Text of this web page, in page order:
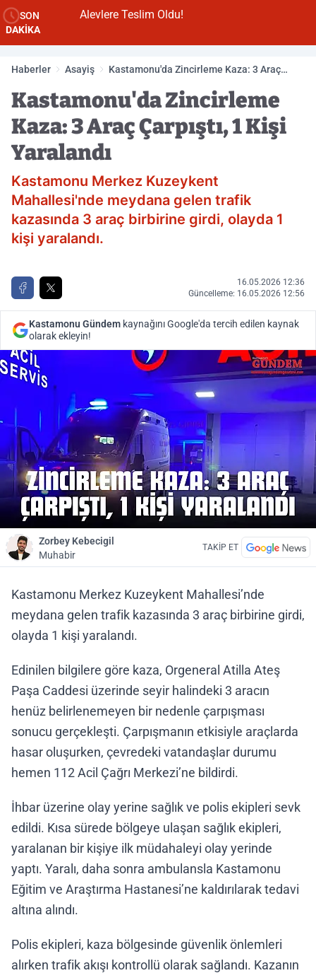
SON
DAKİKA
Alevlere Teslim Oldu!
Haberler Asayiş
Kastamonu'da Zincirleme Kaza: 3 Araç
Kastamonu'da Zincirleme
Kaza: 3 Araç Çarpıştı, 1 Kişi
Yaralandı
Kastamonu Merkez Kuzeykent
Mahallesi'nde meydana gelen trafik
kazasında 3 araç birbirine girdi, olayda 1
kişi yaralandı.
16.05.2026 12:36
Güncelleme: 16.05.2026 12:56
Kastamonu Gündem kaynağını Google'da tercih edilen kaynak
olarak ekleyin!
Zorbey Kebecigil
Muhabir
TAKİP ET
Kastamonu Merkez Kuzeykent Mahallesi’nde
meydana gelen trafik kazasında 3 araç birbirine girdi,
olayda 1 kişi yaralandı.
Edinilen bilgilere göre kaza, Orgeneral Atilla Ateş
Paşa Caddesi üzerinde seyir halindeki 3 aracın
henüz belirlenemeyen bir nedenle çarpışması
sonucu gerçekleşti. Çarpışmanın etkisiyle araçlarda
hasar oluşurken, çevredeki vatandaşlar durumu
hemen 112 Acil Çağrı Merkezi’ne bildirdi.
İhbar üzerine olay yerine sağlık ve polis ekipleri sevk
edildi. Kısa sürede bölgeye ulaşan sağlık ekipleri,
yaralanan bir kişiye ilk müdahaleyi olay yerinde
yaptı. Yaralı, daha sonra ambulansla Kastamonu
Eğitim ve Araştırma Hastanesi’ne kaldırılarak tedavi
altına alındı.
Polis ekipleri, kaza bölgesinde güvenlik önlemleri
alırken trafik akışı kontrollü olarak sağlandı. Kazanın